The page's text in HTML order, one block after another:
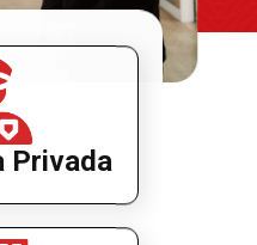
Privada